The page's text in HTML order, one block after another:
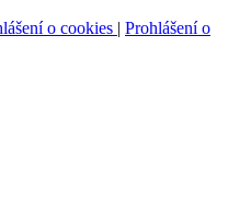
o cookies
Prohlášení o